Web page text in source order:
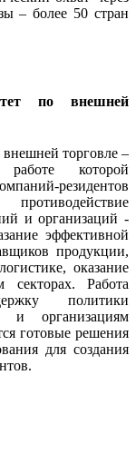
– более 50 стран
по внешней
торговле –
которой
резидентов
и организаций -
эффективной
продукции,
оказание
Работа
политики
и организациям
готовые решения
для создания